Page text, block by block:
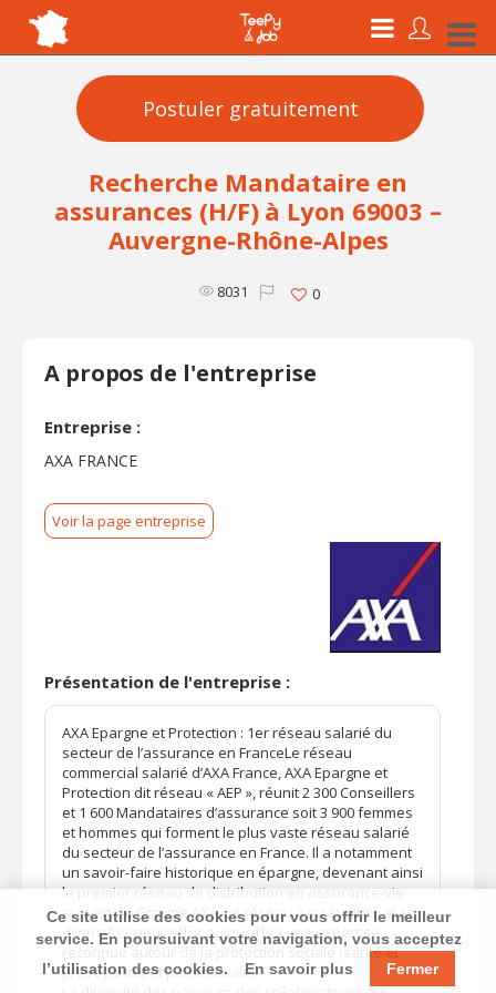
Recherche Mandataire en
assurances (H/F) à Lyon 69003 –
Auvergne-Rhône-Alpes
8031 0
A propos de l'entreprise
Entreprise :
AXA FRANCE
Voir la page entreprise
Présentation de l'entreprise :
AXA Epargne et Protection : 1er réseau salarié du
secteur de l’assurance en FranceLe réseau
commercial salarié d’AXA France, AXA Epargne et
Protection dit réseau « AEP », réunit 2 300 Conseillers
et 1 600 Mandataires d’assurance soit 3 900 femmes
et hommes qui forment le plus vaste réseau salarié
du secteur de l’assurance en France. Il a notamment
un savoir-faire historique en épargne, devenant ainsi
le premier réseau de distribution en assurance-vie
au sein du Groupe AXA. Le réseau a su évoluer et se
diversifier pour offrir aujourd’hui une expertise
reconnue autour de la protection sociale (santé et
prévoyance) et patrimoniale.
Postuler gratuitement
Ce site utilise des cookies pour vous offrir le meilleur
service. En poursuivant votre navigation, vous acceptez
l’utilisation des cookies.
En savoir plus Fermer